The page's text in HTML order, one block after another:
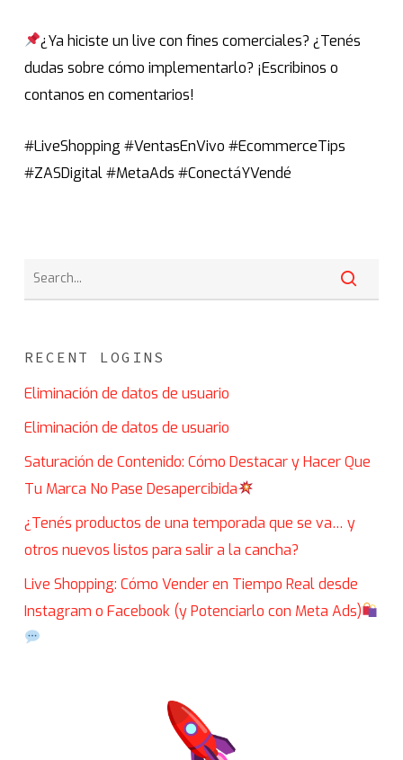
¿Ya hiciste un live con fines comerciales? ¿Tenés
dudas sobre cómo implementarlo? ¡Escribinos o
contanos en comentarios!
#LiveShopping #VentasEnVivo #EcommerceTips
#ZASDigital #MetaAds #ConectáYVendé
RECENT LOGINS
Eliminación de datos de usuario
Eliminación de datos de usuario
Saturación de Contenido: Cómo Destacar y Hacer Que
Tu Marca No Pase Desapercibida
¿Tenés productos de una temporada que se va… y
otros nuevos listos para salir a la cancha?
Live Shopping: Cómo Vender en Tiempo Real desde
Instagram o Facebook (y Potenciarlo con Meta Ads)